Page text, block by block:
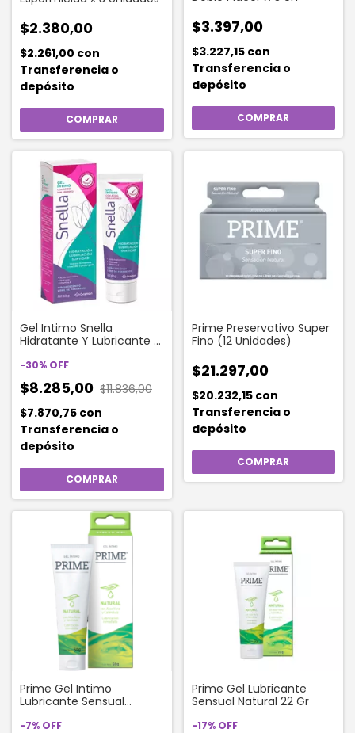
$2.380,00
$2.261,00 con
Transferencia o
depósito
$3.397,00
$3.227,15 con
Transferencia o
depósito
Gel Intimo Snella
Hidratante Y Lubricante X
-30% OFF
$8.285,00 $11.836,00
$7.870,75 con
Transferencia o
depósito
Prime Preservativo Super
Fino (12 Unidades)
$21.297,00
$20.232,15 con
Transferencia o
depósito
Prime Gel Intimo
Lubricante Sensual
-7% OFF
Prime Gel Lubricante
Sensual Natural 22 Gr
-17% OFF